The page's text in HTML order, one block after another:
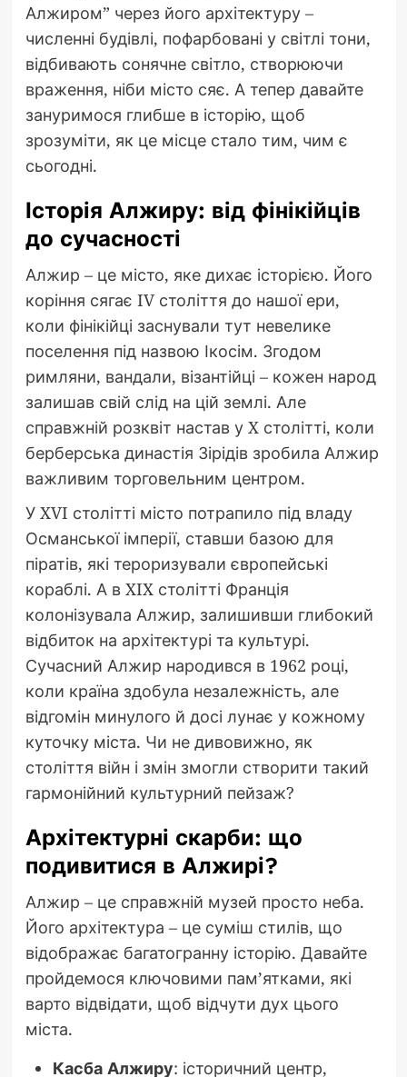
Алжиром” через його архітектуру –
численні будівлі, пофарбовані у світлі тони,
відбивають сонячне світло, створюючи
враження, ніби місто сяє. А тепер давайте
зануримося глибше в історію, щоб
зрозуміти, як це місце стало тим, чим є
сьогодні.
Історія Алжиру: від фінікійців
до сучасності
Алжир – це місто, яке дихає історією. Його
коріння сягає IV століття до нашої ери,
коли фінікійці заснували тут невелике
поселення під назвою Ікосім. Згодом
римляни, вандали, візантійці – кожен народ
залишав свій слід на цій землі. Але
справжній розквіт настав у X столітті, коли
берберська династія Зірідів зробила Алжир
важливим торговельним центром.
У XVI столітті місто потрапило під владу
Османської імперії, ставши базою для
піратів, які тероризували європейські
кораблі. А в XIX столітті Франція
колонізувала Алжир, залишивши глибокий
відбиток на архітектурі та культурі.
Сучасний Алжир народився в 1962 році,
коли країна здобула незалежність, але
відгомін минулого й досі лунає у кожному
куточку міста. Чи не дивовижно, як
століття війн і змін змогли створити такий
гармонійний культурний пейзаж?
Архітектурні скарби: що
подивитися в Алжирі?
Алжир – це справжній музей просто неба.
Його архітектура – це суміш стилів, що
відображає багатогранну історію. Давайте
пройдемося ключовими пам’ятками, які
варто відвідати, щоб відчути дух цього
міста.
Касба Алжиру: історичний центр,